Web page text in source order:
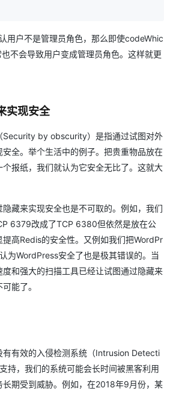
用户不是管理员角色，那么即使codeWhic
不会导致用户变成管理员角色。这样就更
实现安全
Security by obscurity）是指通过试图对外
全。举个生活中的例子。把贵重物品放在
报纸，我们就认为它安全无比了。这就大
藏来实现安全也是不可取的。例如，我们
6379改成了TCP 6380但依然是放在公
提高Redis的安全性。又例如我们把WordPr
为WordPress安全了也是极其错误的。当
和强大的扫描工具已经让试图通过隐藏来
能了。
有有效的入侵检测系统（Intrusion Detecti
持，我们的系统可能会长时间被黑客利用
长期受到威胁。例如，在2018年9月份，某